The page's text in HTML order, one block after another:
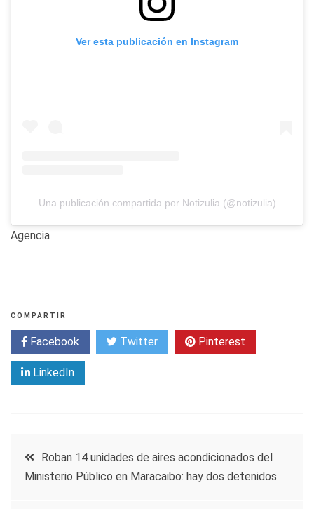
Ver esta publicación en Instagram
Una publicación compartida por Notizulia (@notizulia)
Agencia
COMPARTIR
Facebook Twitter Pinterest
LinkedIn
Navegación
Roban 14 unidades de aires acondicionados del
Ministerio Público en Maracaibo: hay dos detenidos